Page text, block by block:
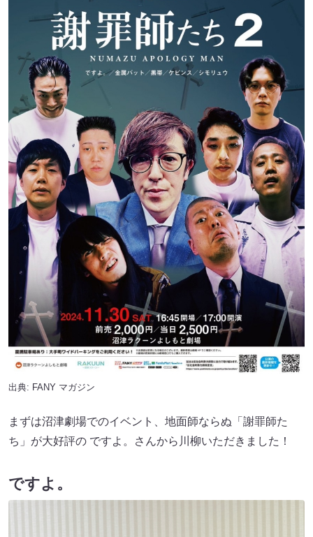
出典: FANY マガジン
まずは沼津劇場でのイベント、地面師ならぬ「謝罪師た
ち」が大好評の ですよ。さんから川柳いただきました！
ですよ。